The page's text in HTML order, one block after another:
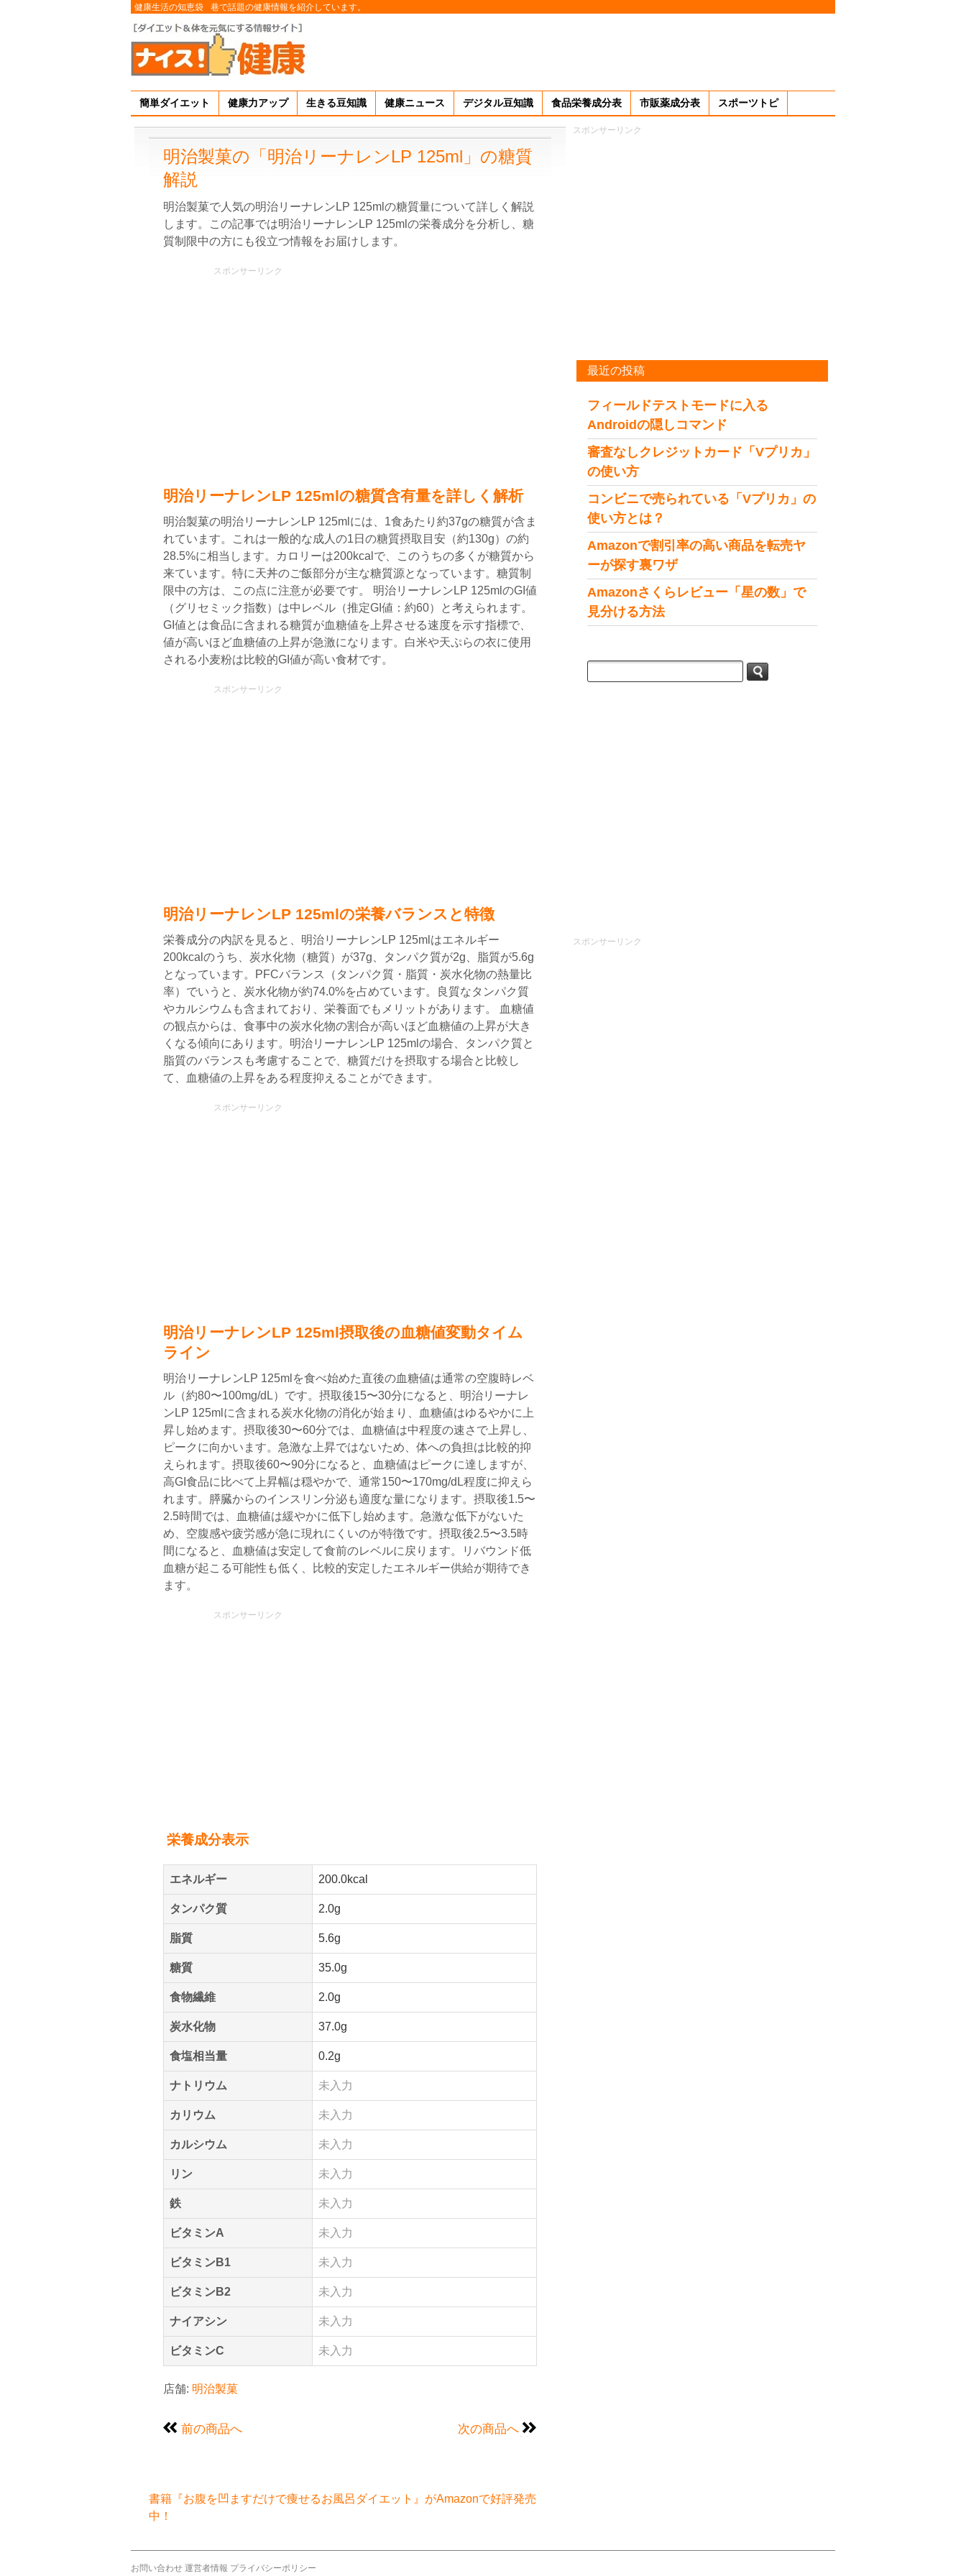
健康生活の知恵袋 巷で話題の健康情報を紹介しています。
簡単ダイエット 健康力アップ 生きる豆知識 健康ニュース デジタル豆知識 食品栄養成分表 市販薬成分表 スポーツトピ
明治製菓の「明治リーナレンLP 125ml」の糖質
解説
明治製菓で人気の明治リーナレンLP 125mlの糖質量について詳しく解説
します。この記事では明治リーナレンLP 125mlの栄養成分を分析し、糖
質制限中の方にも役立つ情報をお届けします。
スポンサーリンク
明治リーナレンLP 125mlの糖質含有量を詳しく解析
明治製菓の明治リーナレンLP 125mlには、1食あたり約37gの糖質が含ま
れています。これは一般的な成人の1日の糖質摂取目安（約130g）の約
28.5%に相当します。カロリーは200kcalで、このうちの多くが糖質から
来ています。特に天丼のご飯部分が主な糖質源となっています。糖質制
限中の方は、この点に注意が必要です。 明治リーナレンLP 125mlのGI値
（グリセミック指数）は中レベル（推定GI値：約60）と考えられます。
GI値とは食品に含まれる糖質が血糖値を上昇させる速度を示す指標で、
値が高いほど血糖値の上昇が急激になります。白米や天ぷらの衣に使用
される小麦粉は比較的GI値が高い食材です。
スポンサーリンク
明治リーナレンLP 125mlの栄養バランスと特徴
栄養成分の内訳を見ると、明治リーナレンLP 125mlはエネルギー
200kcalのうち、炭水化物（糖質）が37g、タンパク質が2g、脂質が5.6g
となっています。PFCバランス（タンパク質・脂質・炭水化物の熱量比
率）でいうと、炭水化物が約74.0%を占めています。良質なタンパク質
やカルシウムも含まれており、栄養面でもメリットがあります。 血糖値
の観点からは、食事中の炭水化物の割合が高いほど血糖値の上昇が大き
くなる傾向にあります。明治リーナレンLP 125mlの場合、タンパク質と
脂質のバランスも考慮することで、糖質だけを摂取する場合と比較し
て、血糖値の上昇をある程度抑えることができます。
スポンサーリンク
明治リーナレンLP 125ml摂取後の血糖値変動タイム
ライン
明治リーナレンLP 125mlを食べ始めた直後の血糖値は通常の空腹時レベ
ル（約80〜100mg/dL）です。摂取後15〜30分になると、明治リーナレ
ンLP 125mlに含まれる炭水化物の消化が始まり、血糖値はゆるやかに上
昇し始めます。摂取後30〜60分では、血糖値は中程度の速さで上昇し、
ピークに向かいます。急激な上昇ではないため、体への負担は比較的抑
えられます。摂取後60〜90分になると、血糖値はピークに達しますが、
高GI食品に比べて上昇幅は穏やかで、通常150〜170mg/dL程度に抑えら
れます。膵臓からのインスリン分泌も適度な量になります。摂取後1.5〜
2.5時間では、血糖値は緩やかに低下し始めます。急激な低下がないた
め、空腹感や疲労感が急に現れにくいのが特徴です。摂取後2.5〜3.5時
間になると、血糖値は安定して食前のレベルに戻ります。リバウンド低
血糖が起こる可能性も低く、比較的安定したエネルギー供給が期待でき
ます。
スポンサーリンク
栄養成分表示
エネルギー 200.0kcal
タンパク質 2.0g
脂質 5.6g
糖質 35.0g
食物繊維 2.0g
炭水化物 37.0g
食塩相当量 0.2g
ナトリウム 未入力
カリウム 未入力
カルシウム 未入力
リン 未入力
鉄 未入力
ビタミンA 未入力
ビタミンB1 未入力
ビタミンB2 未入力
ナイアシン 未入力
ビタミンC 未入力
店舗: 明治製菓
前の商品へ 次の商品へ
書籍『お腹を凹ますだけで痩せるお風呂ダイエット』がAmazonで好評発売
中！
スポンサーリンク
最近の投稿
フィールドテストモードに入る
Androidの隠しコマンド
審査なしクレジットカード「Vプリカ」
の使い方
コンビニで売られている「Vプリカ」の
使い方とは？
Amazonで割引率の高い商品を転売ヤ
ーが探す裏ワザ
Amazonさくらレビュー「星の数」で
見分ける方法
スポンサーリンク
お問い合わせ 運営者情報 プライバシーポリシー